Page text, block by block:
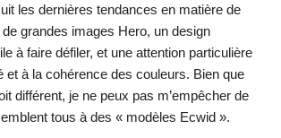
les dernières tendances en matière de
grandes images Hero, un design
à faire défiler, et une attention particulière
et à la cohérence des couleurs. Bien que
différent, je ne peux pas m’empêcher de
tous à des « modèles Ecwid ».